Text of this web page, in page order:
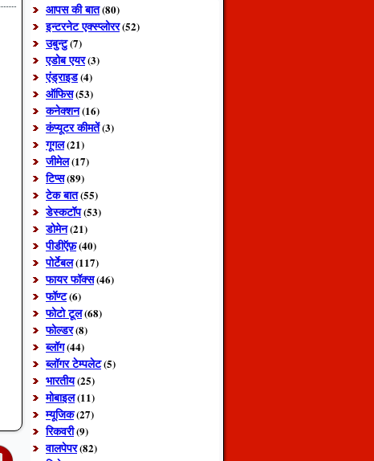
आपस की बात(80)
इन्टरनेट एक्स्प्लोरर(52)
उबुन्टु(7)
एडोब एयर(3)
एंड्राइड(4)
ऑफिस(53)
कनेक्शन(16)
कंप्यूटर कीमतें(3)
गूगल(21)
जीमेल(17)
टिप्स(89)
टेक बात(55)
डेस्कटॉप(53)
डोमेन(21)
पीडीऍफ़(40)
पोर्टेबल(117)
फायर फॉक्स(46)
फॉण्ट(6)
फोटो टूल(68)
फोल्डर(8)
ब्लॉग(44)
ब्लॉगर टेम्पलेट(5)
भारतीय(25)
मोबाइल(11)
म्यूजिक(27)
रिकवरी(9)
वालपेपर(82)